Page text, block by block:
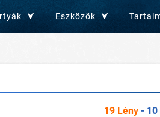
Eszközök
19 Lény - 10